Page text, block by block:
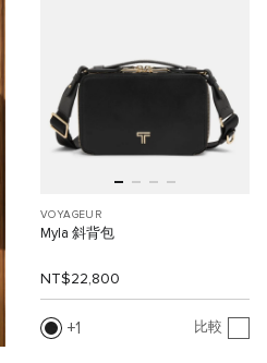
VOYAGEUR
Myla 斜背包
NT$22,800
1 比較